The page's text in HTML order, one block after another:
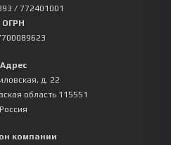
/ 772401001
ОГРН
Адрес
д. 22
область 115551
Россия
компании